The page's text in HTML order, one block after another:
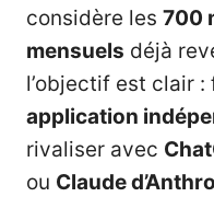
considère les 700
mensuels déjà
l’objectif est clair
application
rivaliser avec
ou Claude